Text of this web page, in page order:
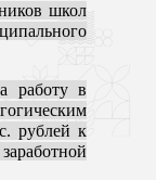
школ
работу в
рублей к